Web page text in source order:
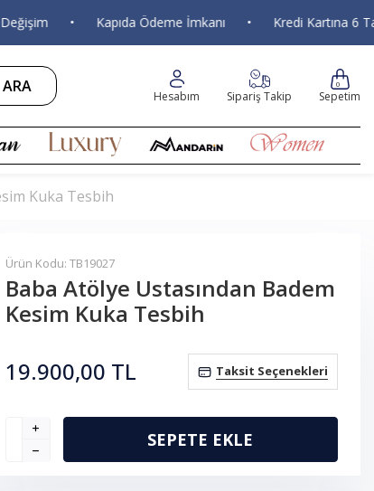
• Kapıda Ödeme İmkanı • Kredi Kartına 6 Taksit
ARA
Hesabım Sipariş Takip
0
Sepetim
Kuka Tesbih
Ürün Kodu: TB19027
Baba Atölye Ustasından Badem
Kesim Kuka Tesbih
19.900,00 TL Taksit Seçenekleri
SEPETE EKLE